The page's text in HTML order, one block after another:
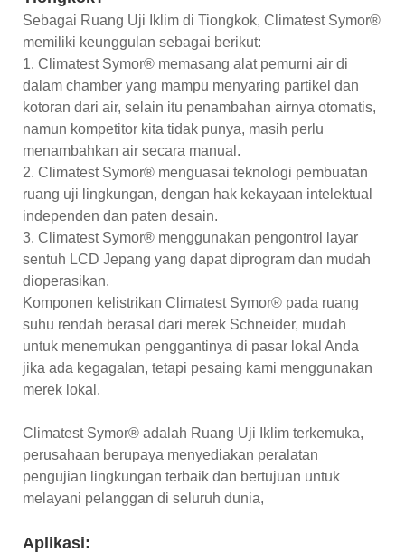
Sebagai Ruang Uji Iklim di Tiongkok, Climatest Symor®
memiliki keunggulan sebagai berikut:
1. Climatest Symor® memasang alat pemurni air di
dalam chamber yang mampu menyaring partikel dan
kotoran dari air, selain itu penambahan airnya otomatis,
namun kompetitor kita tidak punya, masih perlu
menambahkan air secara manual.
2. Climatest Symor® menguasai teknologi pembuatan
ruang uji lingkungan, dengan hak kekayaan intelektual
independen dan paten desain.
3. Climatest Symor® menggunakan pengontrol layar
sentuh LCD Jepang yang dapat diprogram dan mudah
dioperasikan.
Komponen kelistrikan Climatest Symor® pada ruang
suhu rendah berasal dari merek Schneider, mudah
untuk menemukan penggantinya di pasar lokal Anda
jika ada kegagalan, tetapi pesaing kami menggunakan
merek lokal.
Climatest Symor® adalah Ruang Uji Iklim terkemuka,
perusahaan berupaya menyediakan peralatan
pengujian lingkungan terbaik dan bertujuan untuk
melayani pelanggan di seluruh dunia,
Aplikasi: